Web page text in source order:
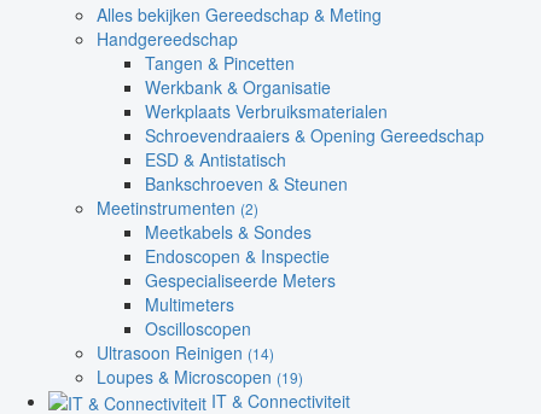
Alles bekijken Gereedschap & Meting
Handgereedschap
Tangen & Pincetten
Werkbank & Organisatie
Werkplaats Verbruiksmaterialen
Schroevendraaiers & Opening Gereedschap
ESD & Antistatisch
Bankschroeven & Steunen
Meetinstrumenten (2)
Meetkabels & Sondes
Endoscopen & Inspectie
Gespecialiseerde Meters
Multimeters
Oscilloscopen
Ultrasoon Reinigen (14)
Loupes & Microscopen (19)
IT & Connectiviteit